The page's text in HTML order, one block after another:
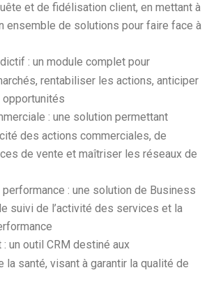
et de fidélisation client, en mettant à
ensemble de solutions pour faire face à
: un module complet pour
rentabiliser les actions, anticiper
: une solution permettant
des actions commerciales, de
de vente et maîtriser les réseaux de
: une solution de Business
suivi de l’activité des services et la
: un outil CRM destiné aux
santé, visant à garantir la qualité de